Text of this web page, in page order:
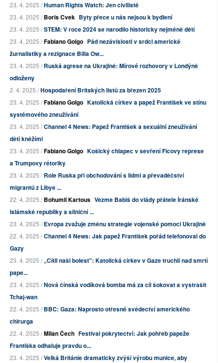
23. 4. 2025 /Human Rights Watch: Jen civilisté
23. 4. 2025 /Boris Cvek Byty přece u nás nejsou k bydlení
23. 4. 2025 /STEM: V roce 2024 se narodilo historicky nejméně dětí
23. 4. 2025 /Fabiano Golgo Pád nezávislosti v srdci americké
žurnalistiky a rezignace Billa Ow...
23. 4. 2025 /Ruská agrese na Ukrajině: Mírové rozhovory v Londýně
odloženy
2. 4. 2025 /Hospodaření Britských listů za březen 2025
23. 4. 2025 /Fabiano Golgo Katolická církev a papež František ve stínu
systémového zneužívání
23. 4. 2025 /Channel 4 News: Papež František a sexuální zneužívání
dětí kněžími
23. 4. 2025 /Fabiano Golgo Košický chlapec v sevření Ficovy represe
a Trumpovy rétoriky
23. 4. 2025 /Role Ruska při obchodování s lidmi a převaděčství
migrantů z Libye ...
22. 4. 2025 /Bohumil Kartous Vezme Babiš do vlády přátele Íránské
islámské republiky a silniční ...
23. 4. 2025 /Evropa zvažuje změnu strategie vojenské pomoci Ukrajině
22. 4. 2025 /Channel 4 News: Jak papež František pořád telefonoval do
Gazy
23. 4. 2025 /„Cítil naši bolest": Katolická církev v Gaze truchlí nad smrtí
pape...
23. 4. 2025 /Nová čínská vodíková bomba má za cíl šokovat a vystrašit
Tchaj-wan
22. 4. 2025 /BBC: Gaza: Naprosto otřesné svědectví amerického
chirurga
22. 4. 2025 /Milan Čech Festival pokrytectví: Jak pohřeb papeže
Františka odhaluje pravdu o...
23. 4. 2025 /Velká Británie dramaticky zvýší výrobu munice, aby